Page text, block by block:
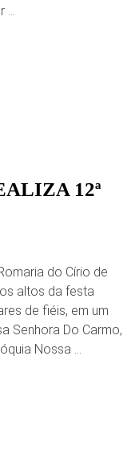
…
12ª
do Círio de
altos da festa
de fiéis, em um
Senhora Do Carmo,
Nossa …